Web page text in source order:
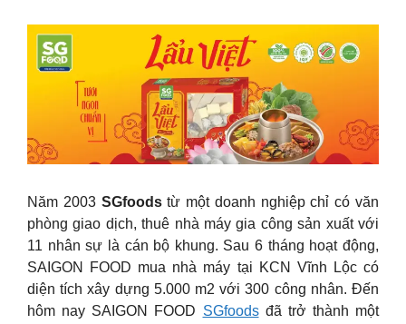
Năm 2003 SGfoodstừ một doanh nghiệp chỉ có văn
phòng giao dịch, thuê nhà máy gia công sản xuất với
11 nhân sự là cán bộ khung. Sau 6 tháng hoạt động,
SAIGON FOOD mua nhà máy tại KCN Vĩnh Lộc có
diện tích xây dựng 5.000 m2 với 300 công nhân. Đến
hôm nay SAIGON FOOD SGfoodsđã trở thành một